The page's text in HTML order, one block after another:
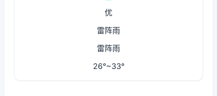
优
雷阵雨
雷阵雨
26°~33°